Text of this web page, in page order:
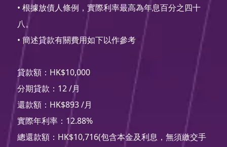
• 根據放債人條例，實際利率最高為年息百分之四十
八。
• 簡述貸款有關費用如下以作參考
貸款額：HK$10,000
分期貸款：12 /月
還款額：HK$893 /月
實際年利率：12.88%
總還款額：HK$10,716(包含本金及利息，無須繳交手